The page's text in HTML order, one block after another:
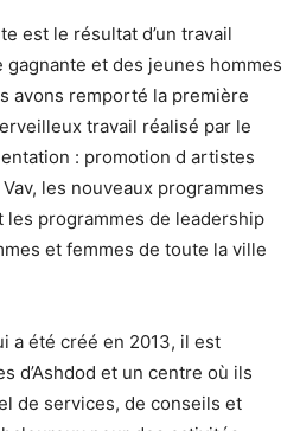
est le résultat d’un travail
et des jeunes hommes
avons remporté la première
travail réalisé par le
: promotion d artistes
les nouveaux programmes
programmes de leadership
et femmes de toute la ville
a été créé en 2013, il est
d’Ashdod et un centre où ils
de services, de conseils et